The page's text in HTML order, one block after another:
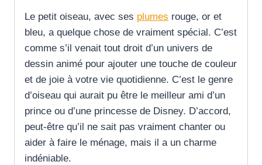
Le petit oiseau, avec ses plumes rouge, or et
bleu, a quelque chose de vraiment spécial. C’est
comme s’il venait tout droit d’un univers de
dessin animé pour ajouter une touche de couleur
et de joie à votre vie quotidienne. C’est le genre
d’oiseau qui aurait pu être le meilleur ami d’un
prince ou d’une princesse de Disney. D’accord,
peut-être qu’il ne sait pas vraiment chanter ou
aider à faire le ménage, mais il a un charme
indéniable.